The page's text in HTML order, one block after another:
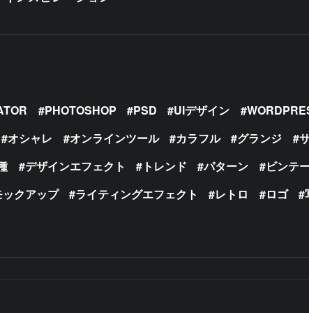
PHOTOSHOP PSD UIデザイン
オシャレ オンラインツール カラフル グランジ
デザインエフェクト トレンド パターン
ビンテ
クアップ ライティングエフェクト レトロ ロゴ